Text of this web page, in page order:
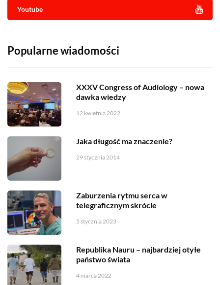
Youtube
Popularne wiadomości
XXXV Congress of Audiology – nowa
dawka wiedzy
12 kwietnia 2022
Jaka długość ma znaczenie?
29 stycznia 2014
Zaburzenia rytmu serca w
telegraficznym skrócie
5 stycznia 2023
Republika Nauru – najbardziej otyłe
państwo świata
4 marca 2022